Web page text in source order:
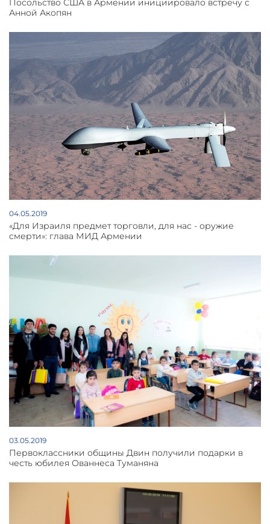
Анной Акопян
04.05.2019
«Для Израиля предмет торговли, для нас - оружие
смерти»: глава МИД Армении
03.05.2019
Первоклассники общины Двин получили подарки в
честь юбилея Ованнеса Туманяна